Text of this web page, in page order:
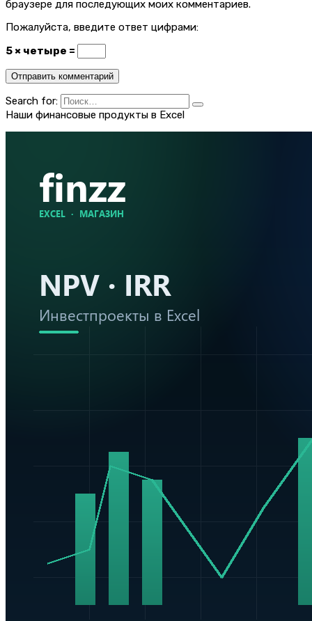
браузере для последующих моих комментариев.
Пожалуйста, введите ответ цифрами:
5 × четыре =
Search for:
Наши финансовые продукты в Excel